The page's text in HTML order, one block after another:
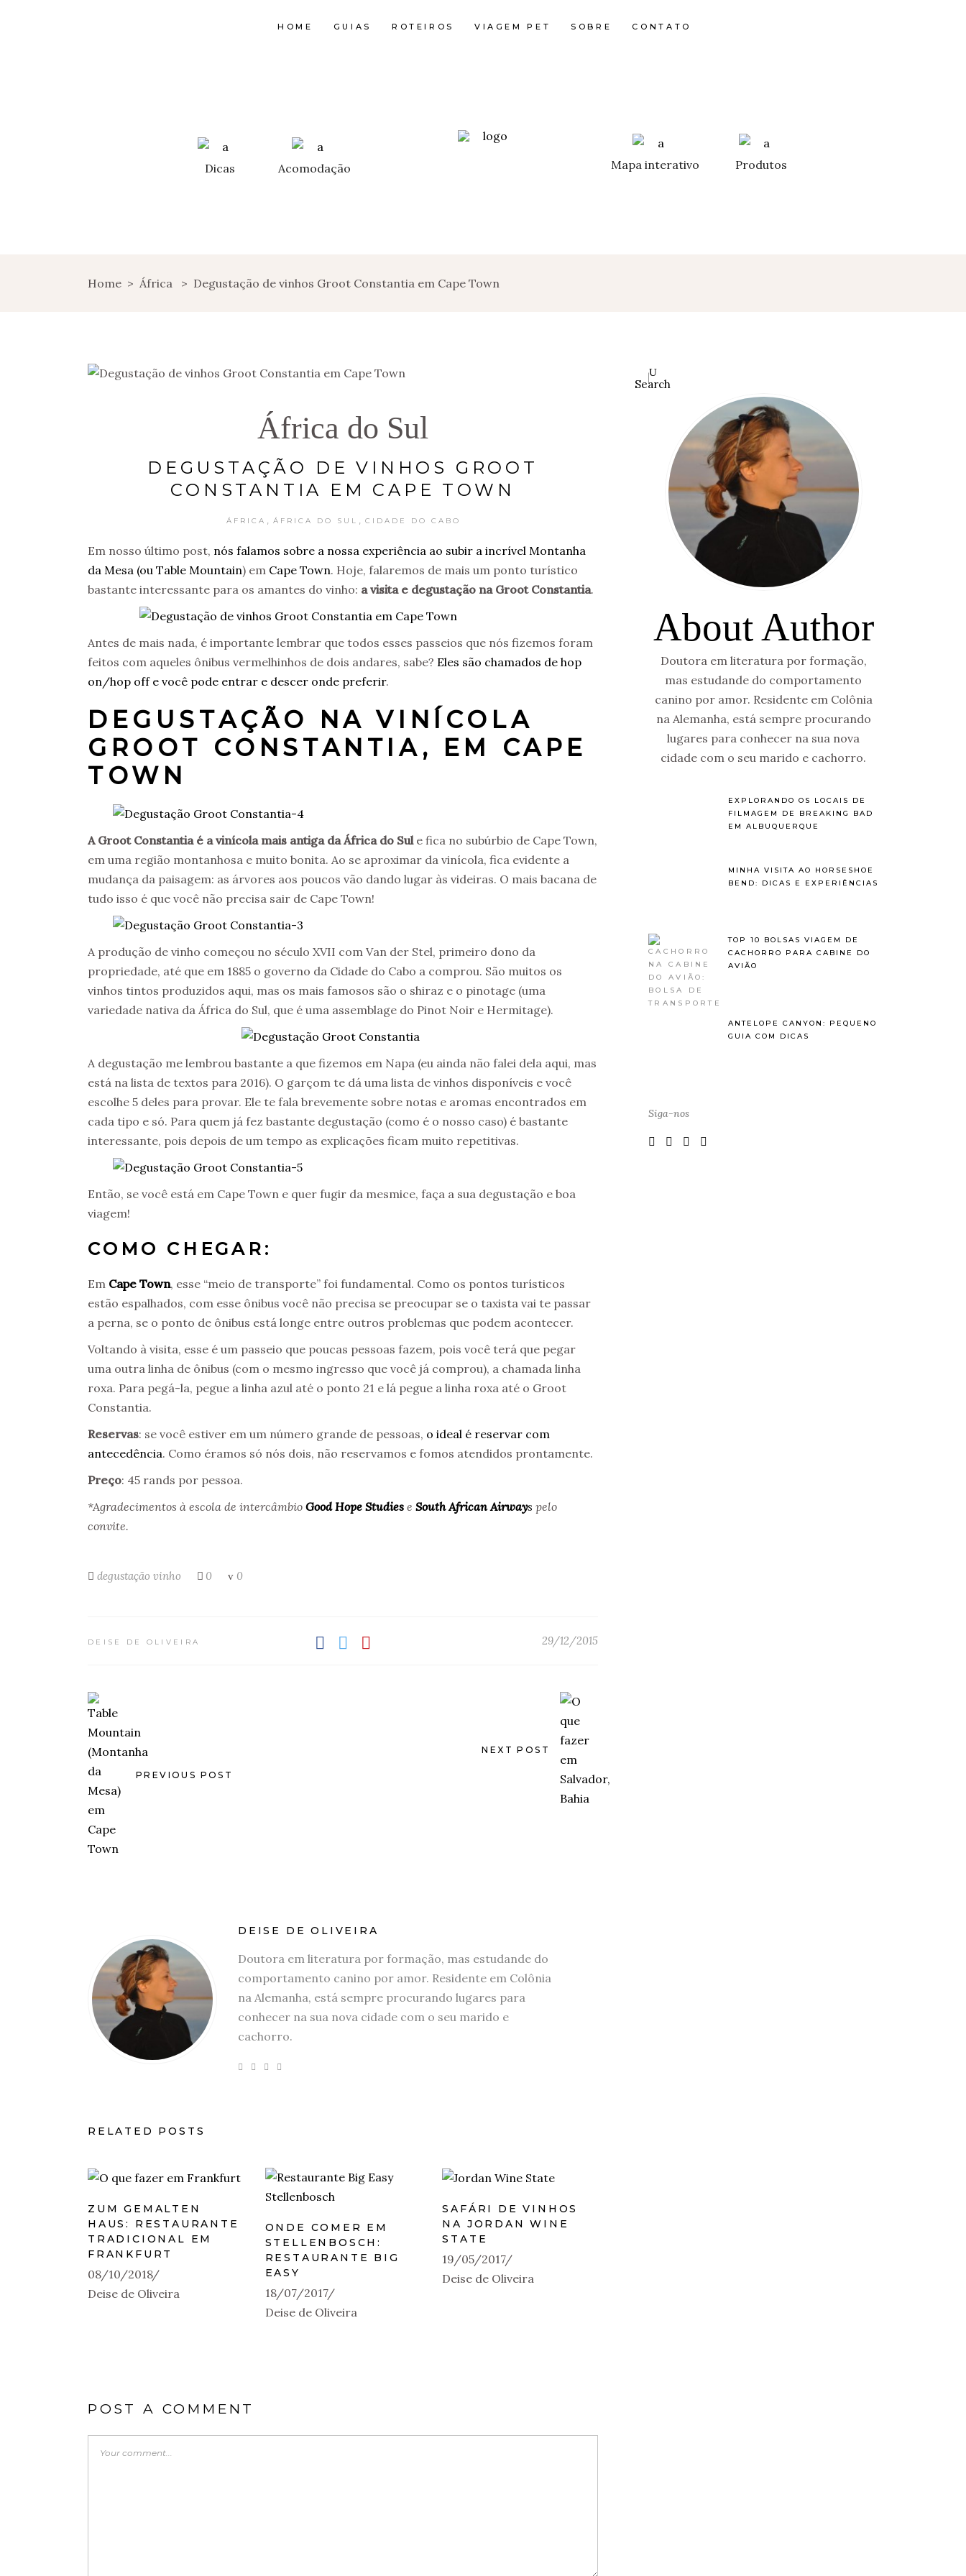
HOME GUIAS ROTEIROS VIAGEM PET SOBRE CONTATO
Dicas Acomodação Mapa interativo Produtos
Home > África > Degustação de vinhos Groot Constantia em Cape Town
África do Sul
DEGUSTAÇÃO DE VINHOS GROOT
CONSTANTIA EM CAPE TOWN
ÁFRICA ÁFRICA DO SUL CIDADE DO CABO
Em nosso último post, nós falamos sobre a nossa experiência ao subir a incrível Montanha
da Mesa (ou Table Mountain) em Cape Town. Hoje, falaremos de mais um ponto turístico
bastante interessante para os amantes do vinho: a visita e degustação na Groot Constantia.
Antes de mais nada, é importante lembrar que todos esses passeios que nós fizemos foram
feitos com aqueles ônibus vermelhinhos de dois andares, sabe? Eles são chamados de hop
on/hop off e você pode entrar e descer onde preferir.
DEGUSTAÇÃO NA VINÍCOLA
GROOT CONSTANTIA, EM CAPE
TOWN
A Groot Constantia é a vinícola mais antiga da África do Sule fica no subúrbio de Cape Town,
em uma região montanhosa e muito bonita. Ao se aproximar da vinícola, fica evidente a
mudança da paisagem: as árvores aos poucos vão dando lugar às videiras. O mais bacana de
tudo isso é que você não precisa sair de Cape Town!
A produção de vinho começou no século XVII com Van der Stel, primeiro dono da
propriedade, até que em 1885 o governo da Cidade do Cabo a comprou. São muitos os
vinhos tintos produzidos aqui, mas os mais famosos são o shiraz e o pinotage (uma
variedade nativa da África do Sul, que é uma assemblage do Pinot Noir e Hermitage).
A degustação me lembrou bastante a que fizemos em Napa (eu ainda não falei dela aqui, mas
está na lista de textos para 2016). O garçom te dá uma lista de vinhos disponíveis e você
escolhe 5 deles para provar. Ele te fala brevemente sobre notas e aromas encontrados em
cada tipo e só. Para quem já fez bastante degustação (como é o nosso caso) é bastante
interessante, pois depois de um tempo as explicações ficam muito repetitivas.
Então, se você está em Cape Town e quer fugir da mesmice, faça a sua degustação e boa
viagem!
COMO CHEGAR:
Em Cape Town, esse “meio de transporte” foi fundamental. Como os pontos turísticos
estão espalhados, com esse ônibus você não precisa se preocupar se o taxista vai te passar
a perna, se o ponto de ônibus está longe entre outros problemas que podem acontecer.
Voltando à visita, esse é um passeio que poucas pessoas fazem, pois você terá que pegar
uma outra linha de ônibus (com o mesmo ingresso que você já comprou), a chamada linha
roxa. Para pegá-la, pegue a linha azul até o ponto 21 e lá pegue a linha roxa até o Groot
Constantia.
Reservas: se você estiver em um número grande de pessoas, o ideal é reservar com
antecedência. Como éramos só nós dois, não reservamos e fomos atendidos prontamente.
Preço: 45 rands por pessoa.
*Agradecimentos à escola de intercâmbio Good Hope Studies e South African Airways pelo
convite.
degustação vinho 0 0
DEISE DE OLIVEIRA 29/12/2015
PREVIOUS POST
NEXT POST
DEISE DE OLIVEIRA
Doutora em literatura por formação, mas estudande do
comportamento canino por amor. Residente em Colônia
na Alemanha, está sempre procurando lugares para
conhecer na sua nova cidade com o seu marido e
cachorro.
RELATED POSTS
ZUM GEMALTEN
HAUS: RESTAURANTE
TRADICIONAL EM
FRANKFURT
08/10/2018
Deise de Oliveira
ONDE COMER EM
STELLENBOSCH:
RESTAURANTE BIG
EASY
18/07/2017
Deise de Oliveira
SAFÁRI DE VINHOS
NA JORDAN WINE
STATE
19/05/2017
Deise de Oliveira
POST A COMMENT
Search
About Author
Doutora em literatura por formação,
mas estudande do comportamento
canino por amor. Residente em Colônia
na Alemanha, está sempre procurando
lugares para conhecer na sua nova
cidade com o seu marido e cachorro.
EXPLORANDO OS LOCAIS DE
FILMAGEM DE BREAKING BAD
EM ALBUQUERQUE
MINHA VISITA AO HORSESHOE
BEND: DICAS E EXPERIÊNCIAS
TOP 10 BOLSAS VIAGEM DE
CACHORRO PARA CABINE DO
AVIÃO
ANTELOPE CANYON: PEQUENO
GUIA COM DICAS
Siga-nos